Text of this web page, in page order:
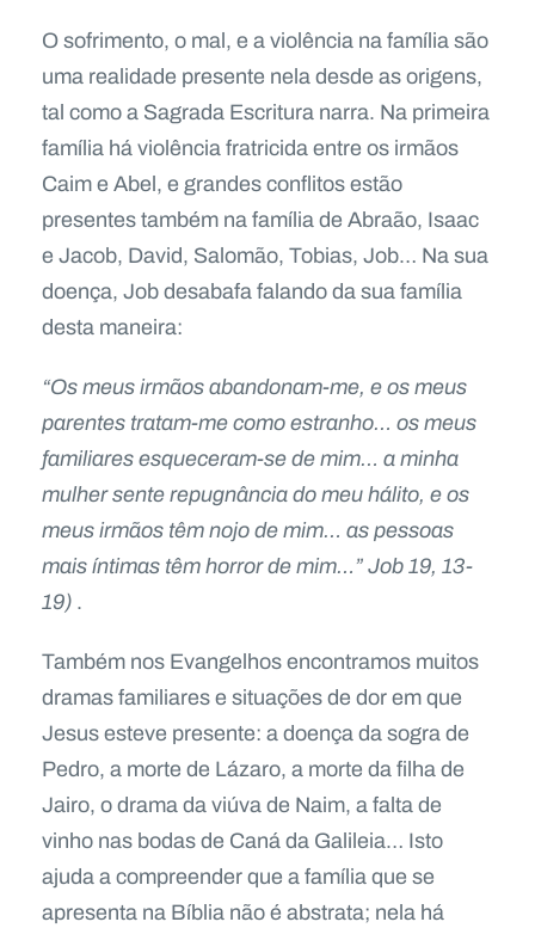
O sofrimento, o mal, e a violência na família são
uma realidade presente nela desde as origens,
tal como a Sagrada Escritura narra. Na primeira
família há violência fratricida entre os irmãos
Caim e Abel, e grandes conflitos estão
presentes também na família de Abraão, Isaac
e Jacob, David, Salomão, Tobias, Job… Na sua
doença, Job desabafa falando da sua família
desta maneira:
“Os meus irmãos abandonam-me, e os meus
parentes tratam-me como estranho… os meus
familiares esqueceram-se de mim… a minha
mulher sente repugnância do meu hálito, e os
meus irmãos têm nojo de mim… as pessoas
mais íntimas têm horror de mim…” Job 19, 13-
19).
Também nos Evangelhos encontramos muitos
dramas familiares e situações de dor em que
Jesus esteve presente: a doença da sogra de
Pedro, a morte de Lázaro, a morte da filha de
Jairo, o drama da viúva de Naim, a falta de
vinho nas bodas de Caná da Galileia… Isto
ajuda a compreender que a família que se
apresenta na Bíblia não é abstrata; nela há